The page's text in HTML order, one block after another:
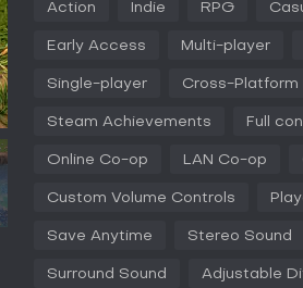
valiosos para venda ou para
infraestruturas próprias, como
ilhas e naufrágios para coletar
habilidades permite especializar-se
animais, crafting, construção,
experiência ao seu estilo preferido.
aldeões, formar amizades e até
dinâmica com festivais e atividades
As mecânicas de comércio
online acessível no jogo ou por
outros jogadores. A Trade Guild traz
Action Indie RPG
Early Access Multi-player
Single-player Cross-Platform
Steam Achievements Full
Online Co-op LAN Co-op
Custom Volume Controls
Save Anytime Stereo Sound
Surround Sound Adjustable